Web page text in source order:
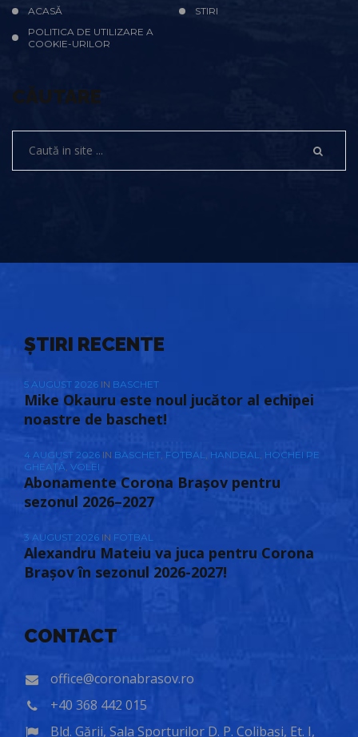
ACASĂ
STIRI
POLITICA DE UTILIZARE A
COOKIE-URILOR
CĂUTARE
ȘTIRI RECENTE
5 AUGUST 2026 IN BASCHET
Mike Okauru este noul jucător al echipei
noastre de baschet!
4 AUGUST 2026 IN BASCHET, FOTBAL, HANDBAL, HOCHEI PE
GHEAȚĂ, VOLEI
Abonamente Corona Brașov pentru
sezonul 2026–2027
3 AUGUST 2026 IN FOTBAL
Alexandru Mateiu va juca pentru Corona
Brașov în sezonul 2026-2027!
CONTACT
office@coronabrasov.ro
+40 368 442 015
Bld. Gării, Sala Sporturilor D. P. Colibași, Et. I,